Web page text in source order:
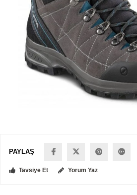
PAYLAŞ
Tavsiye Et Yorum Yaz